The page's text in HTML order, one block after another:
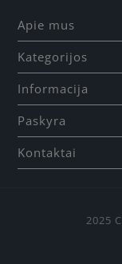
Apie mus
Kategorijos
Informacija
Paskyra
Kontaktai
2025